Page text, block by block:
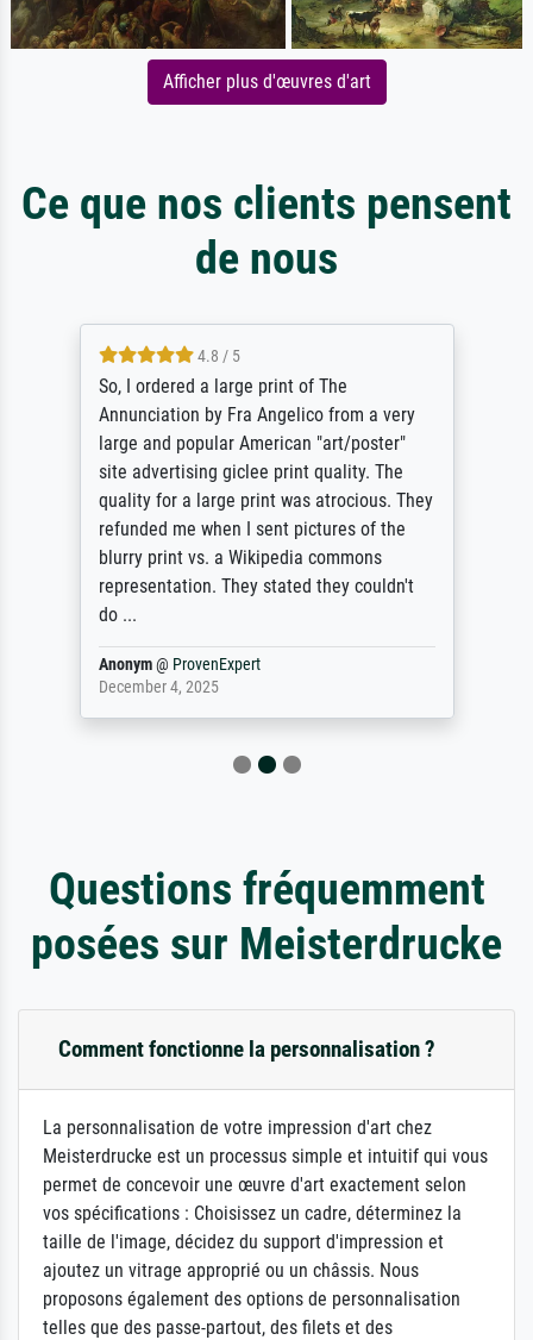
Afficher plus d'œuvres d'art
Ce que nos clients pensent
de nous
4.8 / 5
So, I ordered a large print of The
Annunciation by Fra Angelico from a very
large and popular American "art/poster"
site advertising giclee print quality. The
quality for a large print was atrocious. They
refunded me when I sent pictures of the
blurry print vs. a Wikipedia commons
representation. They stated they couldn't
do ...
Anonym@ ProvenExpert
December 4, 2025
Questions fréquemment
posées sur Meisterdrucke
Comment fonctionne la personnalisation ?
La personnalisation de votre impression d'art chez
Meisterdrucke est un processus simple et intuitif qui vous
permet de concevoir une œuvre d'art exactement selon
vos spécifications : Choisissez un cadre, déterminez la
taille de l'image, décidez du support d'impression et
ajoutez un vitrage approprié ou un châssis. Nous
proposons également des options de personnalisation
telles que des passe-partout, des filets et des